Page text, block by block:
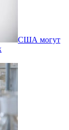
США могут